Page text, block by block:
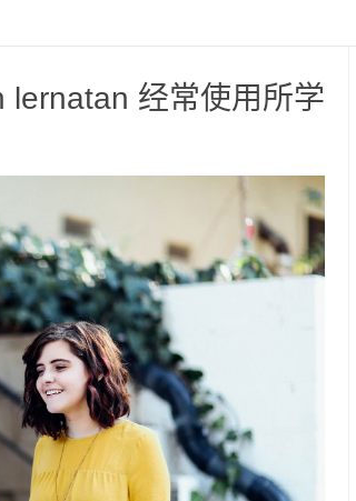
经常使用所学